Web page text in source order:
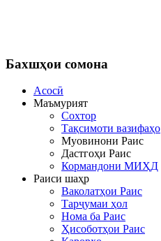
Бахшҳои сомона
Асосӣ
Маъмурият
Сохтор
Тақсимоти вазифаҳо
Муовинони Раис
Дастгоҳи Раис
Кормандони МИҲД
Раиси шаҳр
Ваколатҳои Раис
Тарҷумаи ҳол
Нома ба Раис
Ҳисоботҳои Раис